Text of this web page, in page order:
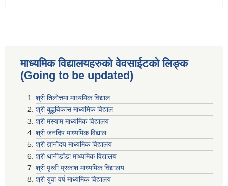
माध्यमिक विद्यालयहरुकाे वेवसाईटको लिङ्क
(Going to be updated)
श्री तिलाेत्तमा माध्यमिक विद्याल
श्री बुद्धविकास माध्यमिक विद्याल
श्री मस्याम माध्यमिक विद्यालय
श्री जनदिप माध्यमिक विद्याल
श्री ज्ञानोदय माध्यमिक विद्यालय
श्री थानीडाँडा माध्यमिक विद्यालय
श्री पृथ्वी प्रकाश माध्यमिक विद्यालय
श्री युवा वर्ष माध्यमिक विद्यालय